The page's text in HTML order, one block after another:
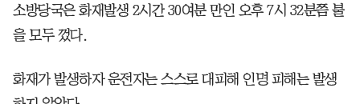
소방당국은 화재발생 2시간 30여분 만인 오후 7시 32분쯤 불
을 모두 껐다.
화재가 발생하자 운전자는 스스로 대피해 인명 피해는 발생